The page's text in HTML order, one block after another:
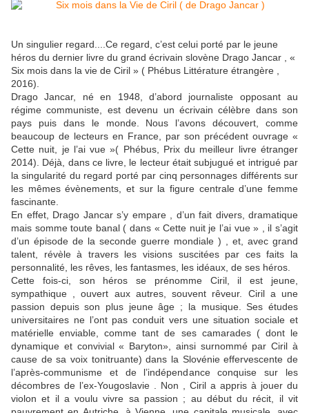
Un singulier regard....Ce regard, c’est celui porté par le jeune
héros du dernier livre du grand écrivain slovène Drago Jancar , «
Six mois dans la vie de Ciril » ( Phébus Littérature étrangère ,
2016).
Drago Jancar, né en 1948, d’abord journaliste opposant au
régime communiste, est devenu un écrivain célèbre dans son
pays puis dans le monde. Nous l’avons découvert, comme
beaucoup de lecteurs en France, par son précédent ouvrage «
Cette nuit, je l’ai vue »( Phébus, Prix du meilleur livre étranger
2014). Déjà, dans ce livre, le lecteur était subjugué et intrigué par
la singularité du regard porté par cinq personnages différents sur
les mêmes évènements, et sur la figure centrale d’une femme
fascinante.
En effet, Drago Jancar s’y empare , d’un fait divers, dramatique
mais somme toute banal ( dans « Cette nuit je l’ai vue » , il s’agit
d’un épisode de la seconde guerre mondiale ) , et, avec grand
talent, révèle à travers les visions suscitées par ces faits la
personnalité, les rêves, les fantasmes, les idéaux, de ses héros.
Cette fois-ci, son héros se prénomme Ciril, il est jeune,
sympathique , ouvert aux autres, souvent rêveur. Ciril a une
passion depuis son plus jeune âge ; la musique. Ses études
universitaires ne l’ont pas conduit vers une situation sociale et
matérielle enviable, comme tant de ses camarades ( dont le
dynamique et convivial « Baryton», ainsi surnommé par Ciril à
cause de sa voix tonitruante) dans la Slovénie effervescente de
l’après-communisme et de l’indépendance conquise sur les
décombres de l’ex-Yougoslavie . Non , Ciril a appris à jouer du
violon et il a voulu vivre sa passion ; au début du récit, il vit